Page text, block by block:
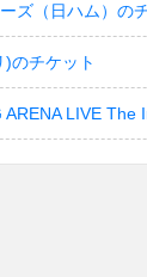
ズ（日ハム）の
のチケット
LIVE